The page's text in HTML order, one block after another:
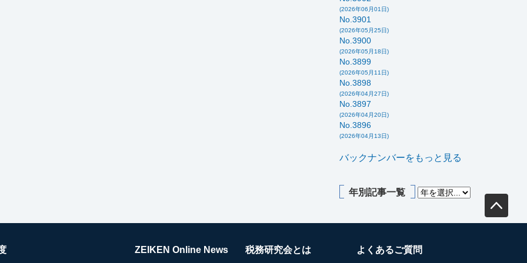
(2026年06月01日)
No.3901
(2026年05月25日)
No.3900
(2026年05月18日)
No.3899
(2026年05月11日)
No.3898
(2026年04月27日)
No.3897
(2026年04月20日)
No.3896
(2026年04月13日)
バックナンバーをもっと見る
年別記事一覧
ZEIKEN Online News 税務研究会とは よくあるご質問